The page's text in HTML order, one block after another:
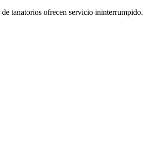
tanatorios ofrecen servicio ininterrumpido.